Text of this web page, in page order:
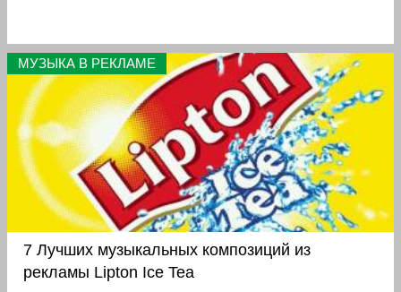
МУЗЫКА В РЕКЛАМЕ
7 Лучших музыкальных композиций из
рекламы Lipton Ice Tea